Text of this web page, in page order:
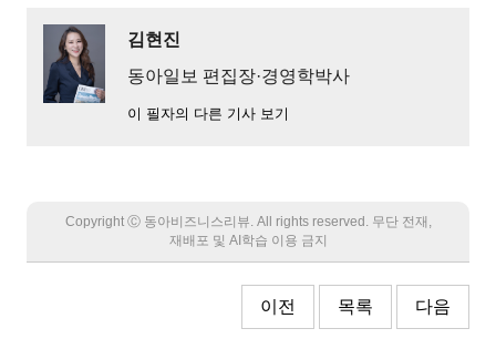
김현진
동아일보 편집장·경영학박사
이 필자의 다른 기사 보기
Copyright Ⓒ 동아비즈니스리뷰. All rights reserved. 무단 전재,
재배포 및 AI학습 이용 금지
이전 목록 다음